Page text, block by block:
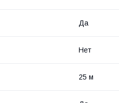
Да
Нет
25 м